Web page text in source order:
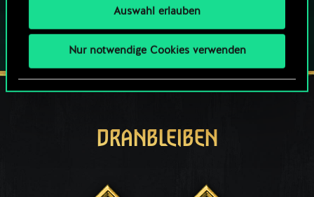
Auswahl erlauben
Nur notwendige Cookies verwenden
DRANBLEIBEN